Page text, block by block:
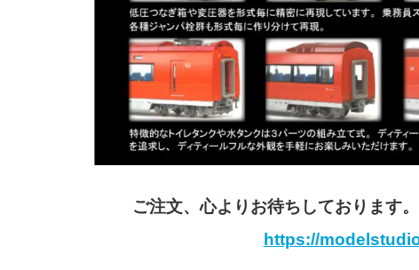
ご注文、心よりお待ちしております
https://